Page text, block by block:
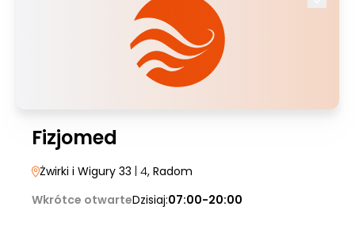
Fizjomed
Żwirki i Wigury 33 | 4, Radom
Wkrótce otwarteDzisiaj:07:00-20:00